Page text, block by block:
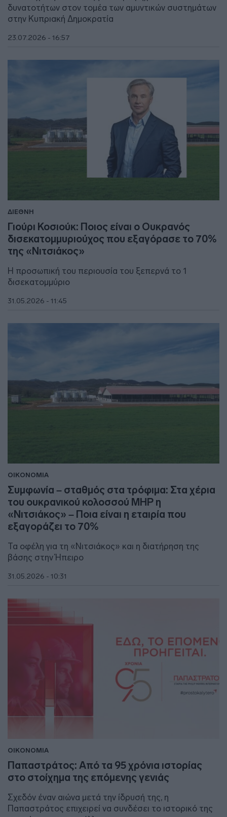
δυνατοτήτων στον τομέα των αμυντικών συστημάτων
στην Κυπριακή Δημοκρατία
23.07.2026 - 16:57
ΔΙΕΘΝΗ
Γιούρι Κοσιούκ: Ποιος είναι ο Ουκρανός
δισεκατομμυριούχος που εξαγόρασε το 70%
της «Νιτσιάκος»
Η προσωπική του περιουσία του ξεπερνά το 1
δισεκατομμύριο
31.05.2026 - 11:45
ΟΙΚΟΝΟΜΙΑ
Συμφωνία – σταθμός στα τρόφιμα: Στα χέρια
του ουκρανικού κολοσσού MHP η
«Νιτσιάκος» – Ποια είναι η εταιρία που
εξαγοράζει το 70%
Τα οφέλη για τη «Νιτσιάκος» και η διατήρηση της
βάσης στην Ήπειρο
31.05.2026 - 10:31
ΟΙΚΟΝΟΜΙΑ
Παπαστράτος: Από τα 95 χρόνια ιστορίας
στο στοίχημα της επόμενης γενιάς
Σχεδόν έναν αιώνα μετά την ίδρυσή της, η
Παπαστράτος επιχειρεί να συνδέσει το ιστορικό της